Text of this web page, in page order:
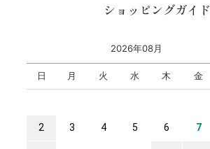
ショッピングガイド